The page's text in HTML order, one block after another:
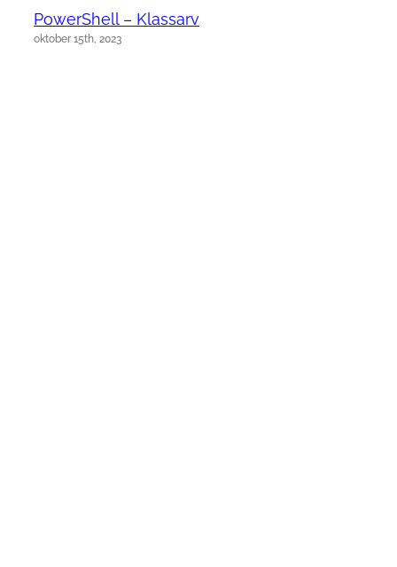
PowerShell – Klassarv
oktober 15th, 2023